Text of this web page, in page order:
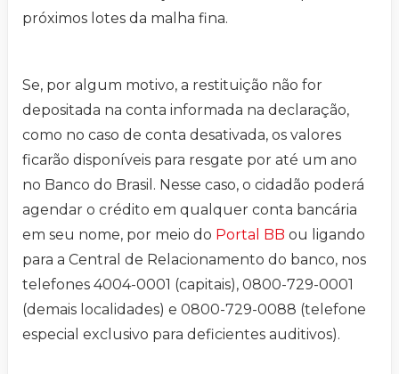
próximos lotes da malha fina.
Se, por algum motivo, a restituição não for
depositada na conta informada na declaração,
como no caso de conta desativada, os valores
ficarão disponíveis para resgate por até um ano
no Banco do Brasil. Nesse caso, o cidadão poderá
agendar o crédito em qualquer conta bancária
em seu nome, por meio do Portal BB ou ligando
para a Central de Relacionamento do banco, nos
telefones 4004-0001 (capitais), 0800-729-0001
(demais localidades) e 0800-729-0088 (telefone
especial exclusivo para deficientes auditivos).